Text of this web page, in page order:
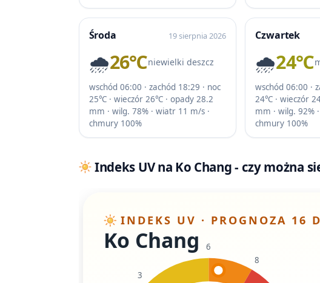
Środa 19 sierpnia 2026
🌧️26℃niewielki deszcz
wschód 06:00 · zachód 18:29 · noc
25℃ · wieczór 26℃ · opady 28.2
mm · wilg. 78% · wiatr 11 m/s ·
chmury 100%
Czwartek
🌧️24℃
wschód 06:00 ·
24℃ · wieczór
mm · wilg. 92%
chmury 100%
Indeks UV na Ko Chang - czy można
INDEKS UV · PROGNOZA 16
Ko Chang
3
6
8